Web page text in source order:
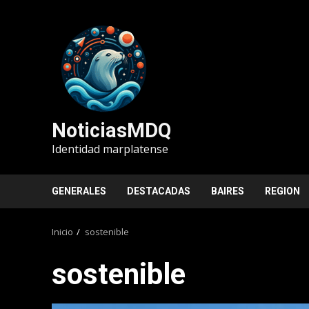
NoticiasMDQ
Identidad marplatense
GENERALES DESTACADAS BAIRES REGION
Inicio sostenible
sostenible